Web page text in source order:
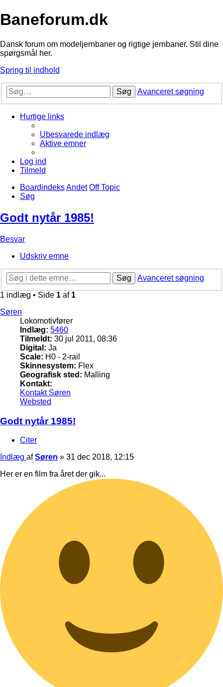
Baneforum.dk
Dansk forum om modeljernbaner og rigtige jernbaner. Stil dine
spørgsmål her.
Spring til indhold
Søg Avanceret søgning
Hurtige links
Ubesvarede indlæg
Aktive emner
Log ind
Tilmeld
BoardindeksAndet Off Topic
Søg
Godt nytår 1985!
Besvar
Udskriv emne
Søg
Avanceret søgning
1 indlæg • Side 1 af 1
Søren
Lokomotivfører
Indlæg: 5460
Tilmeldt: 30 jul 2011, 08:36
Digital: Ja
Scale: H0 - 2-rail
Skinnesystem: Flex
Geografisk sted: Malling
Kontakt:
Kontakt Søren
Websted
Godt nytår 1985!
Citer
Indlæg afSøren » 31 dec 2018, 12:15
Her er en film fra året der gik...